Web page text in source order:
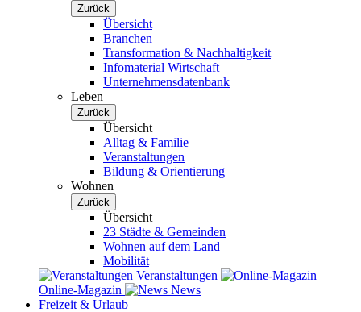
Zurück
Übersicht
Branchen
Transformation & Nachhaltigkeit
Infomaterial Wirtschaft
Unternehmensdatenbank
Leben
Zurück
Übersicht
Alltag & Familie
Veranstaltungen
Bildung & Orientierung
Wohnen
Zurück
Übersicht
23 Städte & Gemeinden
Wohnen auf dem Land
Mobilität
Veranstaltungen
Online-Magazin
News
Freizeit & Urlaub